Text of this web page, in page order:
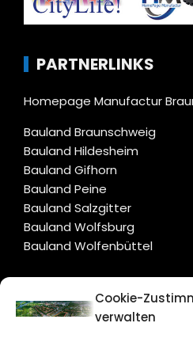
Cookie-
verwalten
PARTNERLINKS
Homepage Manufactur
Bauland Braunschweig
Bauland Hildesheim
Bauland Gifhorn
Bauland Peine
Bauland Salzgitter
Bauland Wolfsburg
Bauland Wolfenbüttel
CITYLIFE!